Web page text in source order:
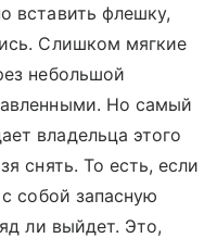
вставить флешку,
Слишком мягкие
небольшой
Но самый
владельца этого
снять. То есть, если
собой запасную
ли выйдет. Это,